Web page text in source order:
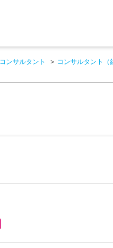
コンサルタント コンサルタント（